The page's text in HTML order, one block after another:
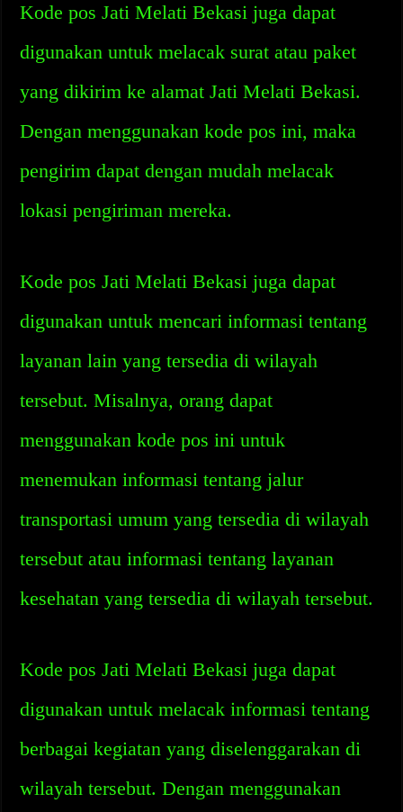
Kode pos Jati Melati Bekasi juga dapat
digunakan untuk melacak surat atau paket
yang dikirim ke alamat Jati Melati Bekasi.
Dengan menggunakan kode pos ini, maka
pengirim dapat dengan mudah melacak
lokasi pengiriman mereka.
Kode pos Jati Melati Bekasi juga dapat
digunakan untuk mencari informasi tentang
layanan lain yang tersedia di wilayah
tersebut. Misalnya, orang dapat
menggunakan kode pos ini untuk
menemukan informasi tentang jalur
transportasi umum yang tersedia di wilayah
tersebut atau informasi tentang layanan
kesehatan yang tersedia di wilayah tersebut.
Kode pos Jati Melati Bekasi juga dapat
digunakan untuk melacak informasi tentang
berbagai kegiatan yang diselenggarakan di
wilayah tersebut. Dengan menggunakan